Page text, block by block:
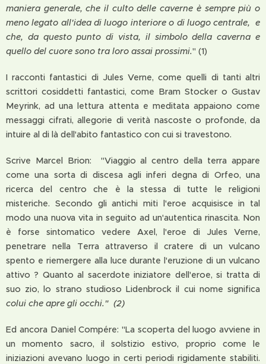
maniera generale, che il culto delle caverne è sempre più o
meno legato all'idea di luogo interiore o di luogo centrale, e
che, da questo punto di vista, il simbolo della caverna e
quello del cuore sono tra loro assai prossimi." (1)
I racconti fantastici di Jules Verne, come quelli di tanti altri
scrittori cosiddetti fantastici, come Bram Stocker o Gustav
Meyrink, ad una lettura attenta e meditata appaiono come
messaggi cifrati, allegorie di verità nascoste o profonde, da
intuire al di là dell'abito fantastico con cui si travestono.
Scrive Marcel Brion: "Viaggio al centro della terra appare
come una sorta di discesa agli inferi degna di Orfeo, una
ricerca del centro che è la stessa di tutte le religioni
misteriche. Secondo gli antichi miti l'eroe acquisisce in tal
modo una nuova vita in seguito ad un'autentica rinascita. Non
è forse sintomatico vedere Axel, l'eroe di Jules Verne,
penetrare nella Terra attraverso il cratere di un vulcano
spento e riemergere alla luce durante l'eruzione di un vulcano
attivo ? Quanto al sacerdote iniziatore dell'eroe, si tratta di
suo zio, lo strano studioso Lidenbrock il cui nome significa
colui che apre gli occhi." (2)
Ed ancora Daniel Compére: "La scoperta del luogo avviene in
un momento sacro, il solstizio estivo, proprio come le
iniziazioni avevano luogo in certi periodi rigidamente stabiliti.